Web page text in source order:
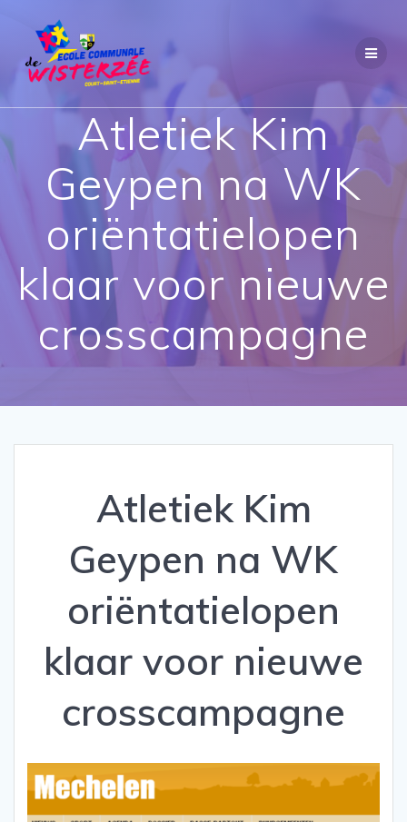
Atletiek Kim
Geypen na WK
oriëntatielopen
klaar voor nieuwe
crosscampagne
Atletiek Kim
Geypen na WK
oriëntatielopen
klaar voor nieuwe
crosscampagne